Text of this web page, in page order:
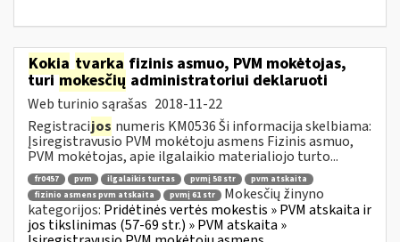
Kokia tvarka fizinis asmuo, PVM mokėtojas,
turimokesčių administratoriui deklaruoti
Web turinio sąrašas 2018-11-22
Registracijos numeris KM0536 Ši informacija skelbiama:
Įsiregistravusio PVM mokėtoju asmens Fizinis asmuo,
PVM mokėtojas, apie ilgalaikio materialiojo turto...
fr0457 pvm ilgalaikis turtas pvmį 58 str
pvm atskaita
fizinio asmens pvm atskaita
pvmį 61 str
Mokesčių žinyno
kategorijos: Pridėtinės vertės mokestis » PVM atskaita ir
jos tikslinimas (57-69 str.) » PVM atskaita »